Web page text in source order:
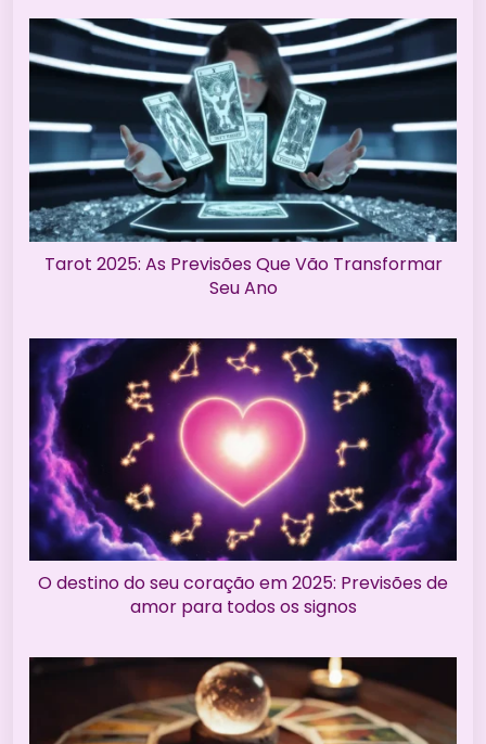
Tarot 2025: As Previsões Que Vão Transformar
Seu Ano
O destino do seu coração em 2025: Previsões de
amor para todos os signos